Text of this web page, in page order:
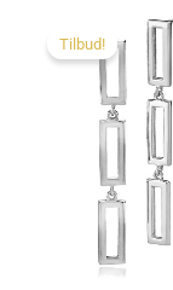
Tilbud!
pris
var:
895 kr..
aktuelle
pris
er:
595 kr..